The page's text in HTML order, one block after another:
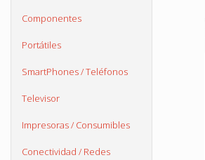
Componentes
Portátiles
SmartPhones / Teléfonos
Televisor
Impresoras / Consumibles
Conectividad / Redes